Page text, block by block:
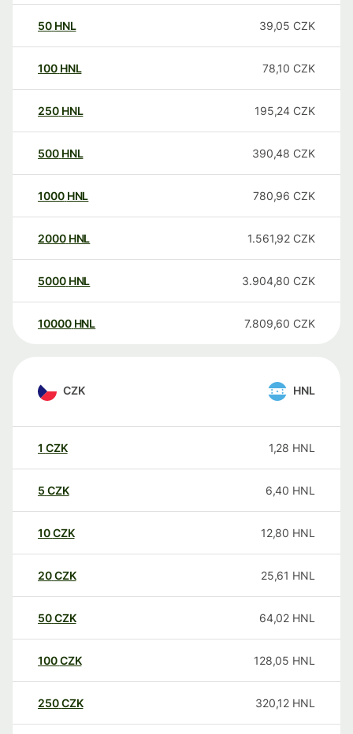
50 HNL 39,05 CZK
100 HNL 78,10 CZK
250 HNL 195,24 CZK
500 HNL 390,48 CZK
1000 HNL 780,96 CZK
2000 HNL 1.561,92 CZK
5000 HNL 3.904,80 CZK
10000 HNL 7.809,60 CZK
CZK HNL
1 CZK 1,28 HNL
5 CZK 6,40 HNL
10CZK 12,80 HNL
20CZK 25,61 HNL
50CZK 64,02 HNL
100CZK 128,05 HNL
250CZK 320,12 HNL